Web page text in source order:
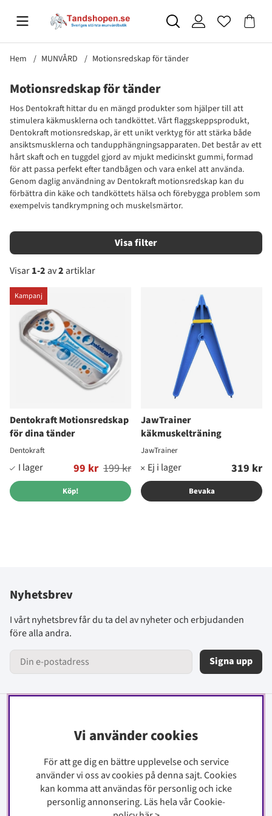
Hem MUNVÅRD Motionsredskap för tänder
Motionsredskap för tänder
Hos Dentokraft hittar du en mängd produkter som hjälper till att
stimulera käkmusklerna och tandköttet. Vårt flaggskeppsprodukt,
Dentokraft motionsredskap, är ett unikt verktyg för att stärka både
ansiktsmusklerna och tandupphängningsapparaten. Det består av ett
hårt skaft och en tuggdel gjord av mjukt medicinskt gummi, formad
för att passa perfekt efter tandbågen och vara enkel att använda.
Genom daglig användning av Dentokraft motionsredskap kan du
förbättra din käke och tandköttets hälsa och förebygga problem som
exempelvis tandkrympning och muskelsmärtor.
Filtrera
Visar1-2 av2 artiklar
Produkter
Kampanj
Dentokraft Motionsredskap
för dina tänder
Dentokraft
99 kr
Ordinarie pris: 199 kr
Köp!
JawTrainer
käkmuskelträning
JawTrainer
319 kr
Bevaka
Nyhetsbrev
I vårt nyhetsbrev får du ta del av nyheter och erbjudanden
före alla andra.
Signa upp
Integritetspolicy
Cookiepolicy
Vi använder cookies
För att ge dig en bättre upplevelse och service
använder vi oss av cookies på denna sajt.Cookies
kan komma att användas för personlig och icke
personlig annonsering. Läs hela vår Cookie-